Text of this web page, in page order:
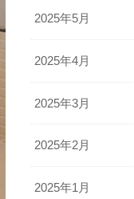
2025年5月
2025年4月
2025年3月
2025年2月
2025年1月